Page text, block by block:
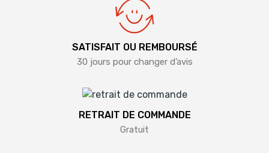
SATISFAIT OU REMBOURSÉ
30 jours pour changer d’avis
RETRAIT DE COMMANDE
Gratuit